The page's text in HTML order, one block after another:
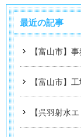
最近の記事
【富山市】
【富山市】
【呉羽射水